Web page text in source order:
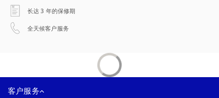
长达 3 年的保修期
全天候客户服务
客户服务